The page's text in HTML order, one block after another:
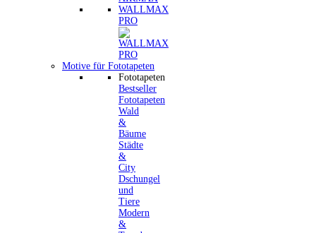
WALLMAX
PRO
Motive für Fototapeten
Fototapeten
Bestseller
Fototapeten
Wald
&
Bäume
Städte
&
City
Dschungel
und
Tiere
Modern
&